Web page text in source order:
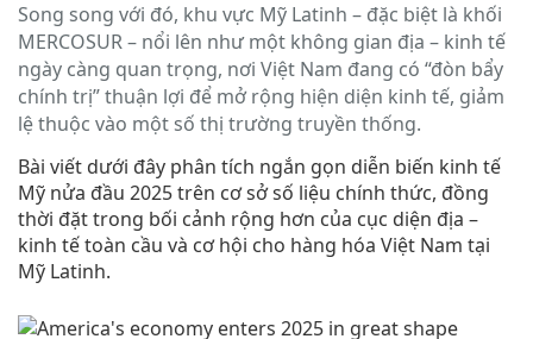
Song song với đó, khu vực Mỹ Latinh – đặc biệt là khối
MERCOSUR – nổi lên như một không gian địa – kinh tế
ngày càng quan trọng, nơi Việt Nam đang có “đòn bẩy
chính trị” thuận lợi để mở rộng hiện diện kinh tế, giảm
lệ thuộc vào một số thị trường truyền thống.
Bài viết dưới đây phân tích ngắn gọn diễn biến kinh tế
Mỹ nửa đầu 2025 trên cơ sở số liệu chính thức, đồng
thời đặt trong bối cảnh rộng hơn của cục diện địa –
kinh tế toàn cầu và cơ hội cho hàng hóa Việt Nam tại
Mỹ Latinh.